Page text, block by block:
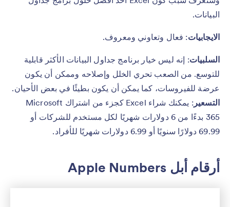
البيانات.
الايجابيات: فعال وتعاوني ومعروف.
السلبيات: إنه ليس خيار برنامج جداول البيانات الأكثر قابلية
للتوسع. من الصعب تحري الخلل وإصلاحه وممكن أن يكون
عرضة للفيروسات، كما يمكن أن يكون بطيئًا في بعض الأحيان.
التسعير
: يمكنك شراء Excel كجزء من اشتراك Microsoft
365 بدءًا من 6 دولارات شهريًا لكل مستخدم للشركات أو
69.99 دولارًا سنويًا أو 6.99 دولارات شهريًا للأفراد.
أرقام أبل Apple Numbers